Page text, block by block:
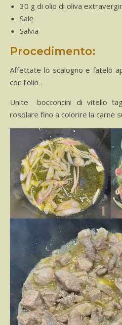
30 g di olio di oliva
Sale
Salvia
Procedimento:
Affettate lo scalogno e fatelo
con l’olio .
Unite bocconcini di vitello
rosolare fino a colorire la carne